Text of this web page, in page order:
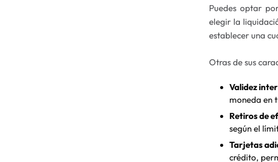
Puedes optar
elegir la
establecer una
Otras de sus
Validez
moneda en
Retiros de
según el
Tarjetas
crédito,